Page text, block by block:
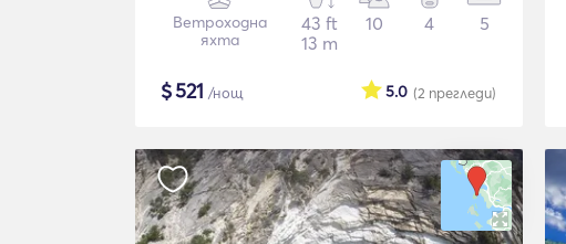
Ветроходна
яхта
43 ft
13 m
10 4 5
$521 /нощ (2 прегледи)
5.0